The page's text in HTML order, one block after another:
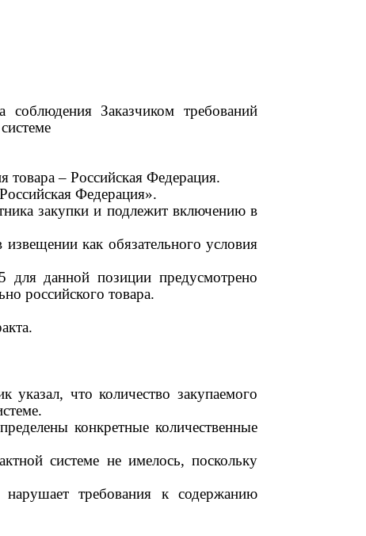
соблюдения Заказчиком требований
товара– Российская Федерация.
Федерация».
закупки и подлежит включению в
как обязательного условия
данной позиции предусмотрено
российского товара.
указал, что количество закупаемого
конкретные количественные
системе не имелось, поскольку
требования к содержанию